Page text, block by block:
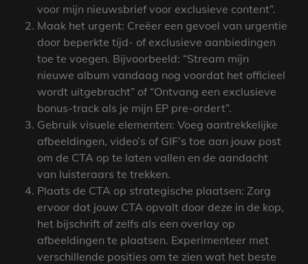
voor mijn nieuwsbrief voor exclusieve content”.
Maak het urgent: Creëer een gevoel van urgentie
door beperkte tijd- of exclusieve aanbiedingen
toe te voegen. Bijvoorbeeld: “Stream mijn
nieuwe album vandaag nog voordat het officieel
wordt uitgebracht” of “Ontvang een exclusieve
bonus-track als je mijn EP pre-ordert”.
Gebruik visuele elementen: Voeg aantrekkelijke
afbeeldingen, video’s of GIF’s toe aan jouw post
om de CTA op te laten vallen en de aandacht
van luisteraars te trekken.
Plaats de CTA op strategische plaatsen: Zorg
ervoor dat jouw CTA opvalt door deze in de kop,
het bijschrift of zelfs als een overlay op
afbeeldingen te plaatsen. Experimenteer met
verschillende posities om te zien wat het beste